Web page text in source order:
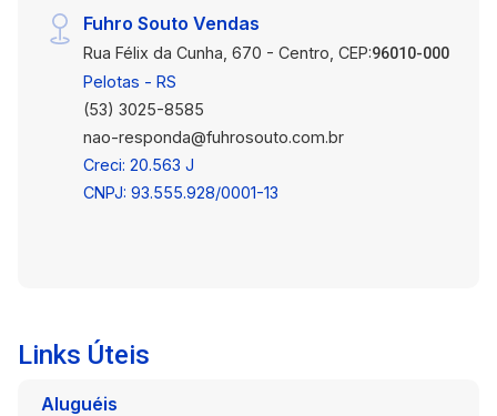
órgãos públicos Fácil acesso ao transporte
público Excelente visibilidade para o seu
negócio Endereço estratégico para fortalecer a
presença da sua empresa. Uma excelente
oportunidade para empresas que buscam um
espaço amplo, bem localizado e com grande
potencial para crescimento. Entre em contato e
Fuhro Souto Vendas
Rua Félix da Cunha, 670 - Centro, CEP:96010-000
Pelotas - RS
(53) 3025-8585
nao-responda@fuhrosouto.com.br
Creci: 20.563 J
CNPJ: 93.555.928/0001-13
Links Úteis
Aluguéis